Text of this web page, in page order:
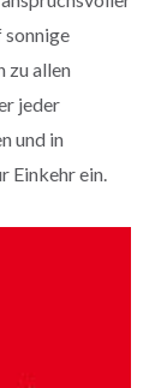
sonnige
zu allen
jeder
und in
Einkehr ein.